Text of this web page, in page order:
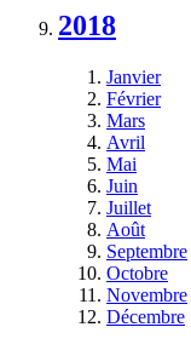
2018
Janvier
Février
Mars
Avril
Mai
Juin
Juillet
Août
Septembre
Octobre
Novembre
Décembre